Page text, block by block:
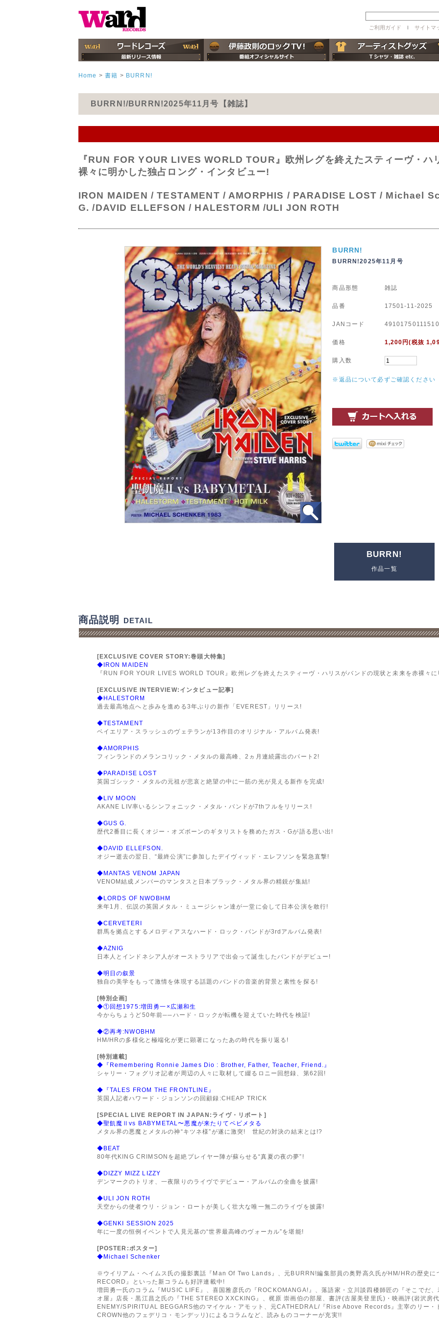
ご利用ガイド ｌ サイトマ
Home > 書籍 > BURRN!
BURRN!/BURRN!2025年11月号【雑誌】
『RUN FOR YOUR LIVES WORLD TOUR』欧州レグを終えたスティーヴ・ハ
裸々に明かした独占ロング・インタビュー!
IRON MAIDEN / TESTAMENT / AMORPHIS / PARADISE LOST / Michael
G. /DAVID ELLEFSON / HALESTORM /ULI JON ROTH
BURRN!
BURRN!2025年11月号
商品形態 雑誌
品番 17501-11-2025
JANコード
価格 1,200円(税抜
購入数
※返品について必ずご確認ください
BURRN!
作品一覧
商品説明 DETAIL
[EXCLUSIVE COVER STORY:巻頭大特集]
◆IRON MAIDEN
『RUN FOR YOUR LIVES WORLD TOUR』欧州レグを終えたスティーヴ・ハリスがバンドの現状と未来を赤裸々
[EXCLUSIVE INTERVIEW:インタビュー記事]
◆HALESTORM
過去最高地点へと歩みを進める3年ぶりの新作「EVEREST」リリース!
◆TESTAMENT
ベイエリア・スラッシュのヴェテランが13作目のオリジナル・アルバム発表!
◆AMORPHIS
フィンランドのメランコリック・メタルの最高峰、2ヵ月連続露出のパート2!
◆PARADISE LOST
英国ゴシック・メタルの元祖が悲哀と絶望の中に一筋の光が見える新作を完成!
◆LIV MOON
AKANE LIV率いるシンフォニック・メタル・バンドが7thフルをリリース!
◆GUS G.
歴代2番目に長くオジー・オズボーンのギタリストを務めたガス・Gが語る思い出!
◆DAVID ELLEFSON.
オジー逝去の翌日、“最終公演”に参加したデイヴィッド・エレフソンを緊急直撃!
◆MANTAS VENOM JAPAN
VENOM結成メンバーのマンタスと日本ブラック・メタル界の精鋭が集結!
◆LORDS OF NWOBHM
来年1月、伝説の英国メタル・ミュージシャン達が一堂に会して日本公演を敢行!
◆CERVETERI
群馬を拠点とするメロディアスなハード・ロック・バンドが3rdアルバム発表!
◆AZNIG
日本人とインドネシア人がオーストラリアで出会って誕生したバンドがデビュー!
◆明日の叙景
独自の美学をもって激情を体現する話題のバンドの音楽的背景と素性を探る!
[特別企画]
◆①回想1975:増田勇一×広瀬和生
今からちょうど50年前──ハード・ロックが転機を迎えていた時代を検証!
◆②再考:NWOBHM
HM/HRの多様化と極端化が更に顕著になったあの時代を振り返る!
[特別連載]
◆『Remembering Ronnie James Dio : Brother, Father, Teacher, Friend.』
シャリー・フォグリオ記者が周辺の人々に取材して綴るロニー回想録、第62回!
◆『TALES FROM THE FRONTLINE』
英国人記者ハワード・ジョンソンの回顧録:CHEAP TRICK
[SPECIAL LIVE REPORT IN JAPAN:ライヴ・リポート]
◆聖飢魔Ⅱvs BABYMETAL〜悪魔が来たりてベビメタる
メタル界の悪魔とメタルの神“キツネ様”が遂に激突! 世紀の対決の結末とは!?
◆BEAT
80年代KING CRIMSONを超絶プレイヤー陣が蘇らせる“真夏の夜の夢”!
◆DIZZY MIZZ LIZZY
デンマークのトリオ、一夜限りのライヴでデビュー・アルバムの全曲を披露!
◆ULI JON ROTH
天空からの使者ウリ・ジョン・ロートが美しく壮大な唯一無二のライヴを披露!
◆GENKI SESSION 2025
年に一度の恒例イベントで人見元基の“世界最高峰のヴォーカル”を堪能!
[POSTER:ポスター]
◆Michael Schenker
※ウイリアム・ヘイムス氏の撮影裏話『Man Of Two Lands』、元BURRN!編集部員の奥野高久氏がHM/HRの歴史
RECORD』といった新コラムも好評連載中!
増田勇一氏のコラム『MUSIC LIFE』、喜国雅彦氏の『ROCKOMANGA!』、落語家・立川談四楼師匠の『そこでだ
オ屋』店長・黒江昌之氏の『THE STEREO XXCKING』、梶原 崇画伯の部屋、書評(古屋美登里氏)・映画評(岩沢房
ENEMY/SPIRITUAL BEGGARS他のマイケル・アモット、元CATHEDRAL/『Rise Above Records』主宰のリー・
CROWN他のフェデリコ・モンデッリ)によるコラムなど、読みものコーナーが充実!!